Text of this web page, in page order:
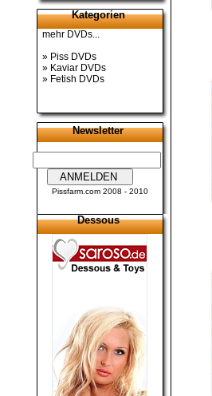
Kategorien
mehr DVDs...
» Piss DVDs
» Kaviar DVDs
» Fetish DVDs
Newsletter
Pissfarm.com2008 - 2010
Dessous